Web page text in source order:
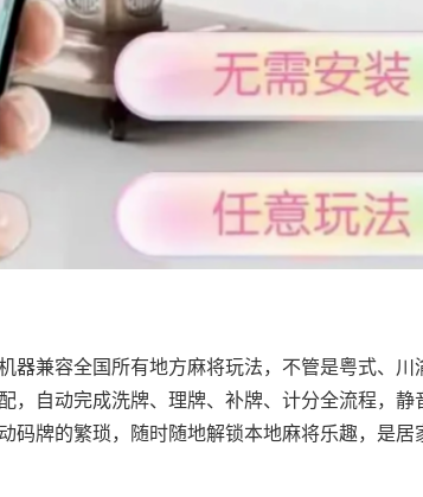
器兼容全国所有地方麻将玩法，不管是粤式、川
，自动完成洗牌、理牌、补牌、计分全流程，静
码牌的繁琐，随时随地解锁本地麻将乐趣，是居